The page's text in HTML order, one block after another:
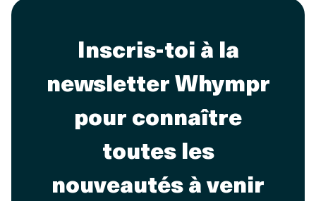
Inscris-toi à la
newsletter Whympr
pour connaître
toutes les
nouveautés à venir